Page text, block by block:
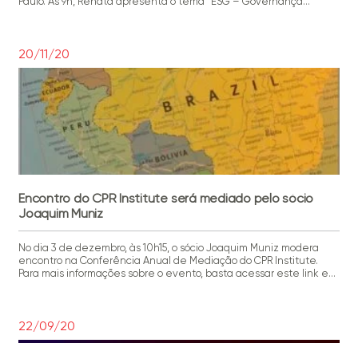
inscrições […]
20/11/20
Encontro do CPR Institute será mediado pelo sócio
Joaquim Muniz
No dia 3 de dezembro, às 10h15, o sócio Joaquim Muniz modera
encontro na Conferência Anual de Mediação do CPR Institute.
Para mais informações sobre o evento, basta acessar este link e
22/09/20